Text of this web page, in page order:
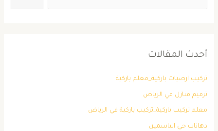
أحدث المقالات
تركيب ارضيات باركية_معلم باركية
ترميم منازل في الرياض
معلم تركيب باركية_تركيب باركية في الرياض
دهانات حي الياسمين